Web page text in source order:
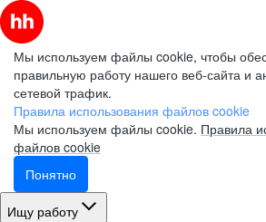
Мы используем файлы cookie, чтобы
правильную работу нашего веб-сайта и
сетевой трафик.
Правила использования файлов cookie
Мы используем файлы cookie. Правила
файлов cookie
Понятно
Ищу работу